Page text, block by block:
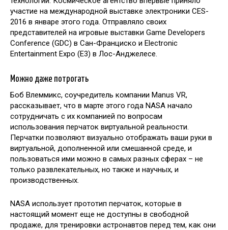
участие на международной выставке электроники CES-
2016 в январе этого года. Отправляло своих
представителей на игровые выставки Game Developers
Conference (GDC) в Сан-Франциско и Electronic
Entertainment Expo (E3) в Лос-Анджелесе.
Можно даже потрогать
Боб Влеммикс, соучредитель компании Manus VR,
рассказывает, что в марте этого года NASA начало
сотрудничать с их компанией по вопросам
использования перчаток виртуальной реальности.
Перчатки позволяют визуально отображать ваши руки в
виртуальной, дополненной или смешанной среде, и
пользоваться ими можно в самых разных сферах – не
только развлекательных, но также и научных, и
производственных.
NASA использует прототип перчаток, которые в
настоящий момент еще не доступны в свободной
продаже, для тренировки астронавтов перед тем, как они